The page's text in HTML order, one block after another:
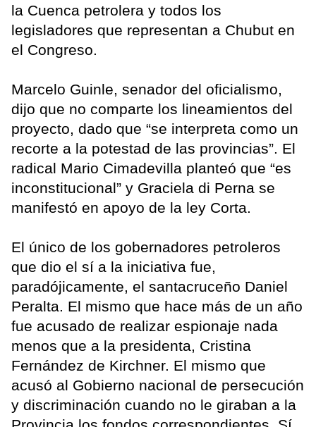
la Cuenca petrolera y todos los
legisladores que representan a Chubut en
el Congreso.
Marcelo Guinle, senador del oficialismo,
dijo que no comparte los lineamientos del
proyecto, dado que “se interpreta como un
recorte a la potestad de las provincias”. El
radical Mario Cimadevilla planteó que “es
inconstitucional” y Graciela di Perna se
manifestó en apoyo de la ley Corta.
El único de los gobernadores petroleros
que dio el sí a la iniciativa fue,
paradójicamente, el santacruceño Daniel
Peralta. El mismo que hace más de un año
fue acusado de realizar espionaje nada
menos que a la presidenta, Cristina
Fernández de Kirchner. El mismo que
acusó al Gobierno nacional de persecución
y discriminación cuando no le giraban a la